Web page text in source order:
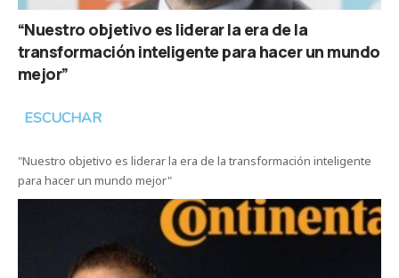
“Nuestro objetivo es liderar la era de la
transformación inteligente para hacer un mundo
mejor”
ESCUCHAR
"Nuestro objetivo es liderar la era de la transformación inteligente
para hacer un mundo mejor"